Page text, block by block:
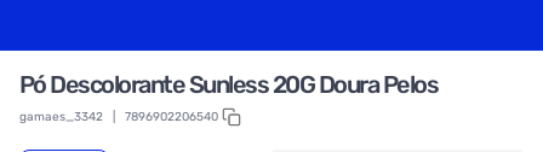
Pó Descolorante Sunless 20G Doura Pelos
gamaes_3342 7896902206540